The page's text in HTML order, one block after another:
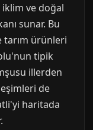
iklim ve doğal
sunar. Bu
ürünleri
tipik
illerden
de
haritada